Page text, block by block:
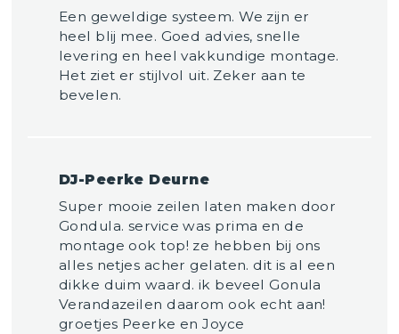
Een geweldige systeem. We zijn er
heel blij mee. Goed advies, snelle
levering en heel vakkundige montage.
Het ziet er stijlvol uit. Zeker aan te
bevelen.
DJ-Peerke Deurne
Super mooie zeilen laten maken door
Gondula. service was prima en de
montage ook top! ze hebben bij ons
alles netjes acher gelaten. dit is al een
dikke duim waard. ik beveel Gonula
Verandazeilen daarom ook echt aan!
groetjes Peerke en Joyce